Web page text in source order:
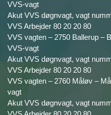
VVS-vagt
Akut VVS døgnvagt, vagt
VVS Arbejder 80 20 20 80
VVS vagten – 2750 Ballerup –
VVS-vagt
Akut VVS døgnvagt, vagt
VVS Arbejder 80 20 20 80
VVS vagten – 2760 Måløv –
vagt
Akut VVS døgnvagt, vagt